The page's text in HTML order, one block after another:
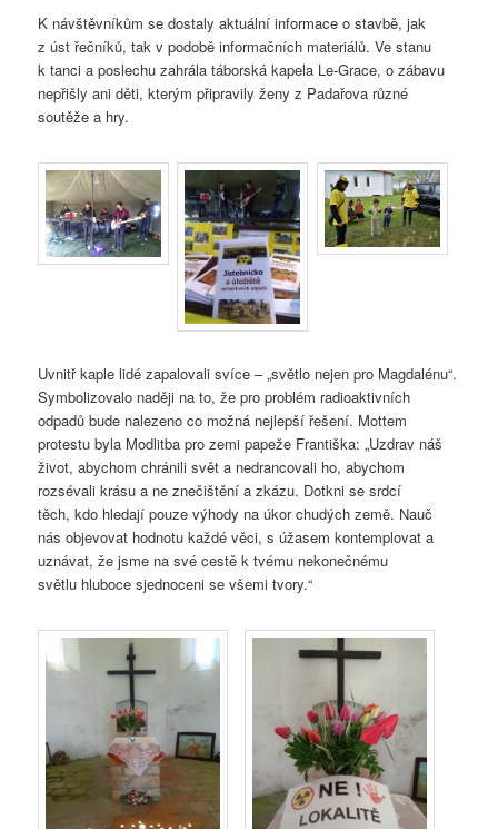
K návštěvníkům se dostaly aktuální informace o stavbě, jak
z úst řečníků, tak v podobě informačních materiálů. Ve stanu
k tanci a poslechu zahrála táborská kapela Le-Grace, o zábavu
nepřišly ani děti, kterým připravily ženy z Padařova různé
soutěže a hry.
Uvnitř kaple lidé zapalovali svíce – „světlo nejen pro Magdalénu“.
Symbolizovalo naději na to, že pro problém radioaktivních
odpadů bude nalezeno co možná nejlepší řešení. Mottem
protestu byla Modlitba pro zemi papeže Františka: „Uzdrav náš
život, abychom chránili svět a nedrancovali ho, abychom
rozsévali krásu a ne znečištění a zkázu. Dotkni se srdcí
těch, kdo hledají pouze výhody na úkor chudých země. Nauč
nás objevovat hodnotu každé věci, s úžasem kontemplovat a
uznávat, že jsme na své cestě k tvému nekonečnému
světlu hluboce sjednoceni se všemi tvory.“